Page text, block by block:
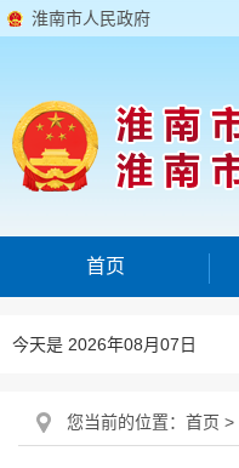
淮南市人民政府
首页
今天是 2026年08月07日
您当前的位置： 首页 >